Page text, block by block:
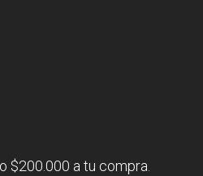
$200.000 a tu compra.